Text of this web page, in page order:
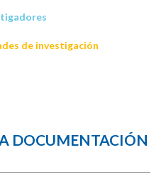
de investigación
DOCUMENTACIÓN